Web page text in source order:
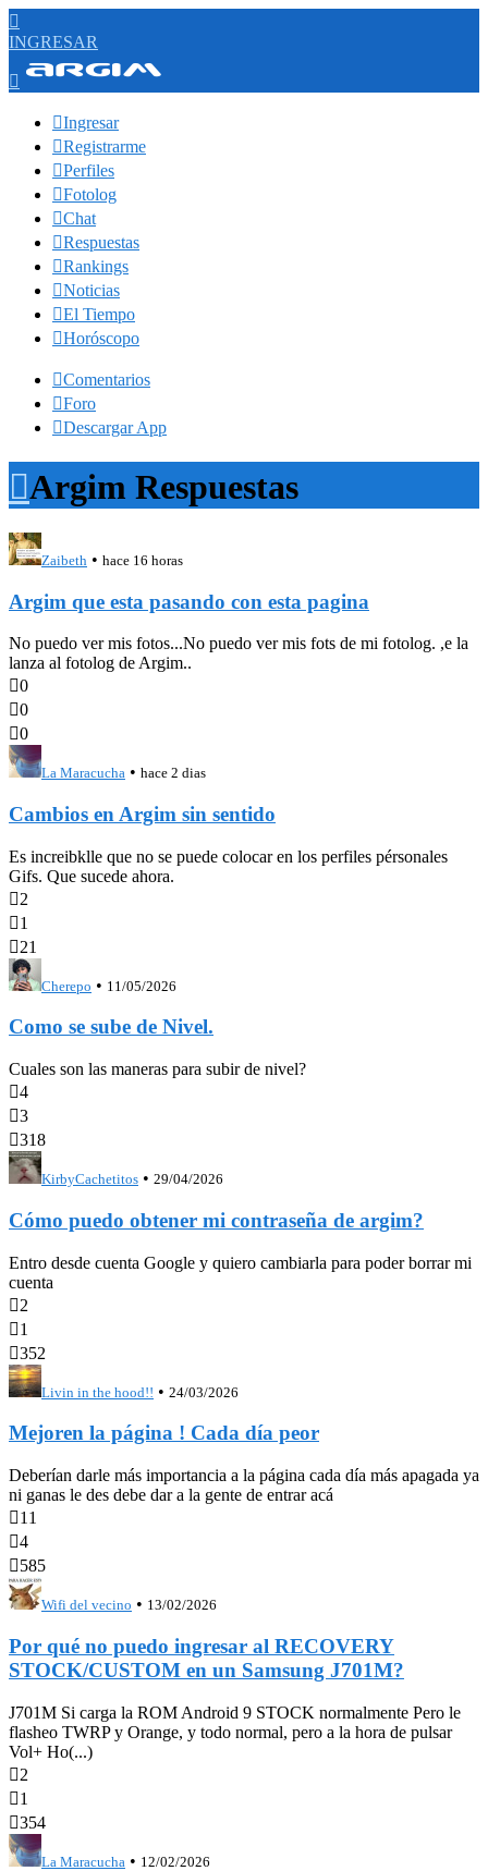

INGRESAR

Ingresar
Registrarme
Perfiles
Fotolog
Chat
Respuestas
Rankings
Noticias
El Tiempo
Horóscopo
Comentarios
Foro
Descargar App
Argim Respuestas
Zaibeth • hace 16 horas
Argim que esta pasando con esta pagina
No puedo ver mis fotos...No puedo ver mis fots de mi fotolog. ,e la
lanza al fotolog de Argim..
0
0
0
La Maracucha • hace 2 dias
Cambios en Argim sin sentido
Es increibklle que no se puede colocar en los perfiles pérsonales
Gifs. Que sucede ahora.
2
1
21
Cherepo • 11/05/2026
Como se sube de Nivel.
Cuales son las maneras para subir de nivel?
4
3
318
KirbyCachetitos • 29/04/2026
Cómo puedo obtener mi contraseña de argim?
Entro desde cuenta Google y quiero cambiarla para poder borrar mi
cuenta
2
1
352
Livin in the hood!! • 24/03/2026
Mejoren la página ! Cada día peor
Deberían darle más importancia a la página cada día más apagada ya
ni ganas le des debe dar a la gente de entrar acá
11
4
585
Wifi del vecino • 13/02/2026
Por qué no puedo ingresar al RECOVERY
STOCK/CUSTOM en un Samsung J701M?
J701M Si carga la ROM Android 9 STOCK normalmente Pero le
flasheo TWRP y Orange, y todo normal, pero a la hora de pulsar
Vol+ Ho(...)
2
1
354
La Maracucha • 12/02/2026